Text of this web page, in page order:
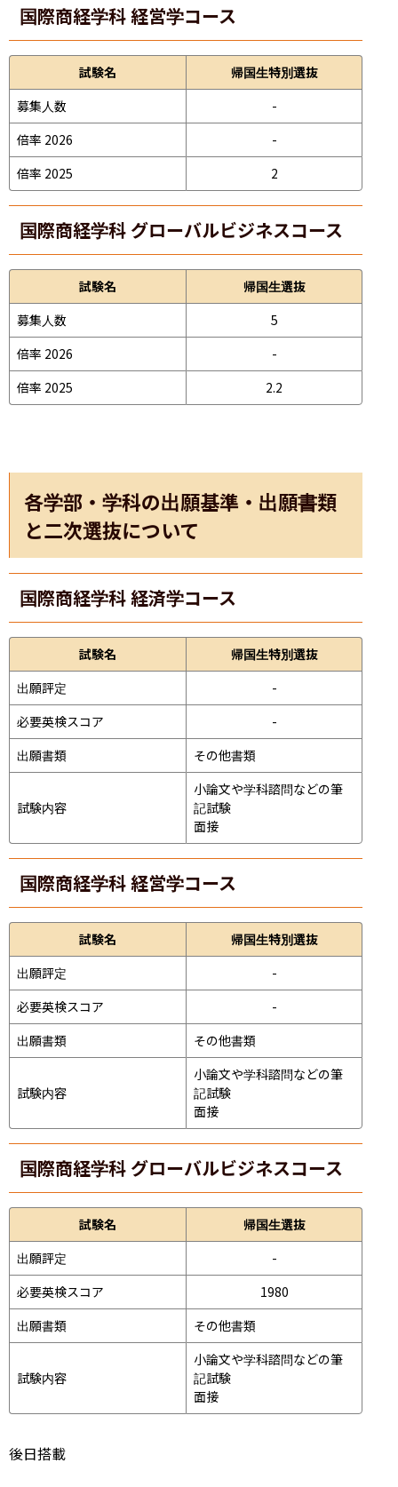
国際商経学科 経営学コース
試験名
帰国生特別選抜
募集人数
-
倍率 2026
-
倍率 2025
2
国際商経学科 グローバルビジネスコース
試験名
帰国生選抜
募集人数
5
倍率 2026
-
倍率 2025
2.2
各学部・学科の出願基準・出願書類
と二次選抜について
国際商経学科 経済学コース
試験名
帰国生特別選抜
出願評定
-
必要英検スコア
-
出願書類
その他書類
試験内容
小論文や学科諮問などの筆
記試験
面接
国際商経学科 経営学コース
試験名
帰国生特別選抜
出願評定
-
必要英検スコア
-
出願書類
その他書類
試験内容
小論文や学科諮問などの筆
記試験
面接
国際商経学科 グローバルビジネスコース
試験名
帰国生選抜
出願評定
-
必要英検スコア
1980
出願書類
その他書類
試験内容
小論文や学科諮問などの筆
記試験
面接
後日搭載